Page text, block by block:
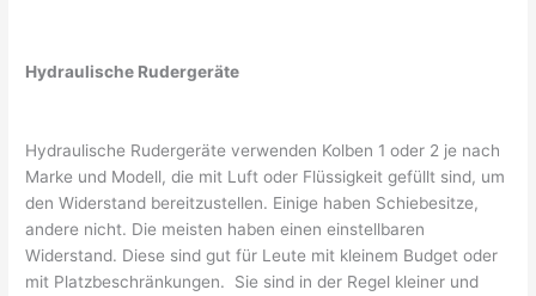
Hydraulische Rudergeräte
Hydraulische Rudergeräte verwenden Kolben 1 oder 2 je nach
Marke und Modell, die mit Luft oder Flüssigkeit gefüllt sind, um
den Widerstand bereitzustellen. Einige haben Schiebesitze,
andere nicht. Die meisten haben einen einstellbaren
Widerstand. Diese sind gut für Leute mit kleinem Budget oder
mit Platzbeschränkungen. Sie sind in der Regel kleiner und